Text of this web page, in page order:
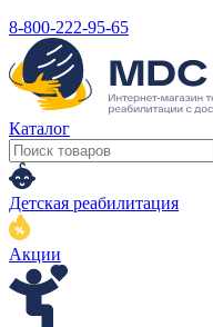
8-800-222-95-65
Каталог
Детская реабилитация
Акции